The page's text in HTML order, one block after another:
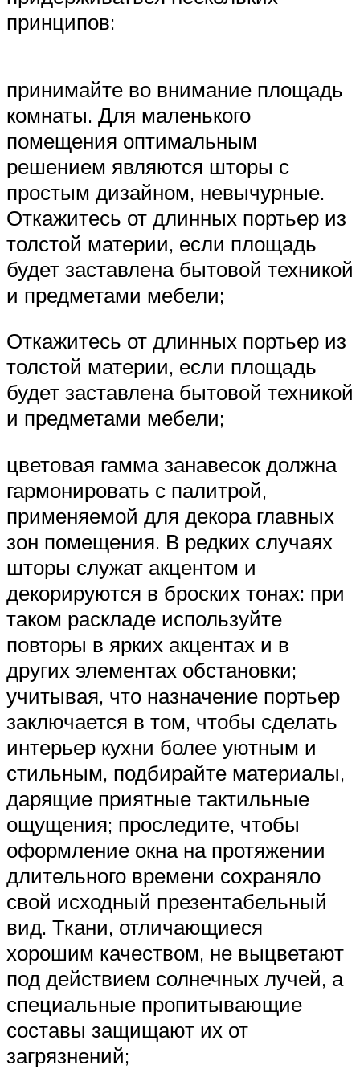
принципов:
принимайте во внимание площадь
комнаты. Для маленького
помещения оптимальным
решением являются шторы с
простым дизайном, невычурные.
Откажитесь от длинных портьер из
толстой материи, если площадь
будет заставлена бытовой техникой
и предметами мебели;
Откажитесь от длинных портьер из
толстой материи, если площадь
будет заставлена бытовой техникой
и предметами мебели;
цветовая гамма занавесок должна
гармонировать с палитрой,
применяемой для декора главных
зон помещения. В редких случаях
шторы служат акцентом и
декорируются в броских тонах: при
таком раскладе используйте
повторы в ярких акцентах и в
других элементах обстановки;
учитывая, что назначение портьер
заключается в том, чтобы сделать
интерьер кухни более уютным и
стильным, подбирайте материалы,
дарящие приятные тактильные
ощущения; проследите, чтобы
оформление окна на протяжении
длительного времени сохраняло
свой исходный презентабельный
вид. Ткани, отличающиеся
хорошим качеством, не выцветают
под действием солнечных лучей, а
специальные пропитывающие
составы защищают их от
загрязнений;